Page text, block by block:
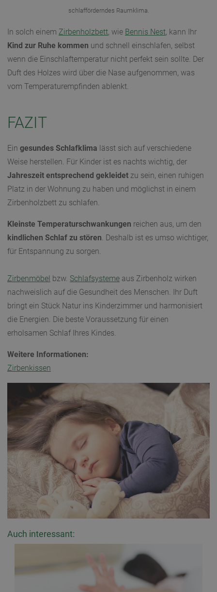
schlafförderndes Raumklima.
In solch einem Zirbenholzbett, wie Bennis Nest, kann Ihr
Kind zur Ruhe kommen und schnell einschlafen, selbst
wenn die Einschlaftemperatur nicht perfekt sein sollte. Der
Duft des Holzes wird über die Nase aufgenommen, was
vom Temperaturempfinden ablenkt.
FAZIT
Ein gesundes Schlafklima lässt sich auf verschiedene
Weise herstellen. Für Kinder ist es nachts wichtig, der
Jahreszeit entsprechend gekleidet zu sein, einen ruhigen
Platz in der Wohnung zu haben und möglichst in einem
Zirbenholzbett zu schlafen.
Kleinste Temperaturschwankungen reichen aus, um den
kindlichen Schlaf zu stören. Deshalb ist es umso wichtiger,
für Entspannung zu sorgen.
Zirbenmöbel bzw. Schlafsysteme aus Zirbenholz wirken
nachweislich auf die Gesundheit des Menschen. Ihr Duft
bringt ein Stück Natur ins Kinderzimmer und harmonisiert
die Energien. Die beste Voraussetzung für einen
erholsamen Schlaf Ihres Kindes.
Weitere Informationen:
Zirbenkissen
Auch interessant: